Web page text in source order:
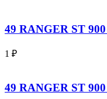
49 RANGER ST
1 ₽
49 RANGER ST